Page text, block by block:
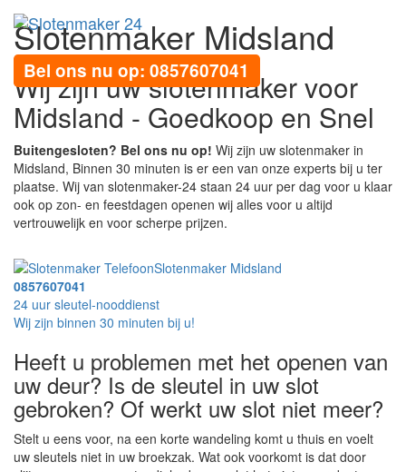
Bel ons nu op: 0857607041
Slotenmaker Midsland
Wij zijn uw slotenmaker voor
Midsland - Goedkoop en Snel
Buitengesloten? Bel ons nu op! Wij zijn uw slotenmaker in
Midsland, Binnen 30 minuten is er een van onze experts bij u ter
plaatse. Wij van slotenmaker-24 staan 24 uur per dag voor u klaar
ook op zon- en feestdagen openen wij alles voor u altijd
vertrouwelijk en voor scherpe prijzen.
Slotenmaker Midsland
0857607041
24 uur sleutel-nooddienst
Wij zijn binnen 30 minuten bij u!
Heeft u problemen met het openen van
uw deur? Is de sleutel in uw slot
gebroken? Of werkt uw slot niet meer?
Stelt u eens voor, na een korte wandeling komt u thuis en voelt
uw sleutels niet in uw broekzak. Wat ook voorkomt is dat door